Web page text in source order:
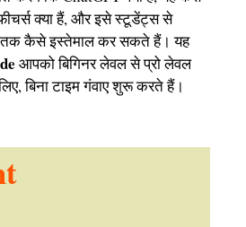
क्या हैं, और इसे स्टूडेंट्स से
कैसे इस्तेमाल कर सकते हैं। यह
आपको बिगिनर लेवल से प्रो लेवल
बिना टाइम गंवाए शुरू करते हैं।